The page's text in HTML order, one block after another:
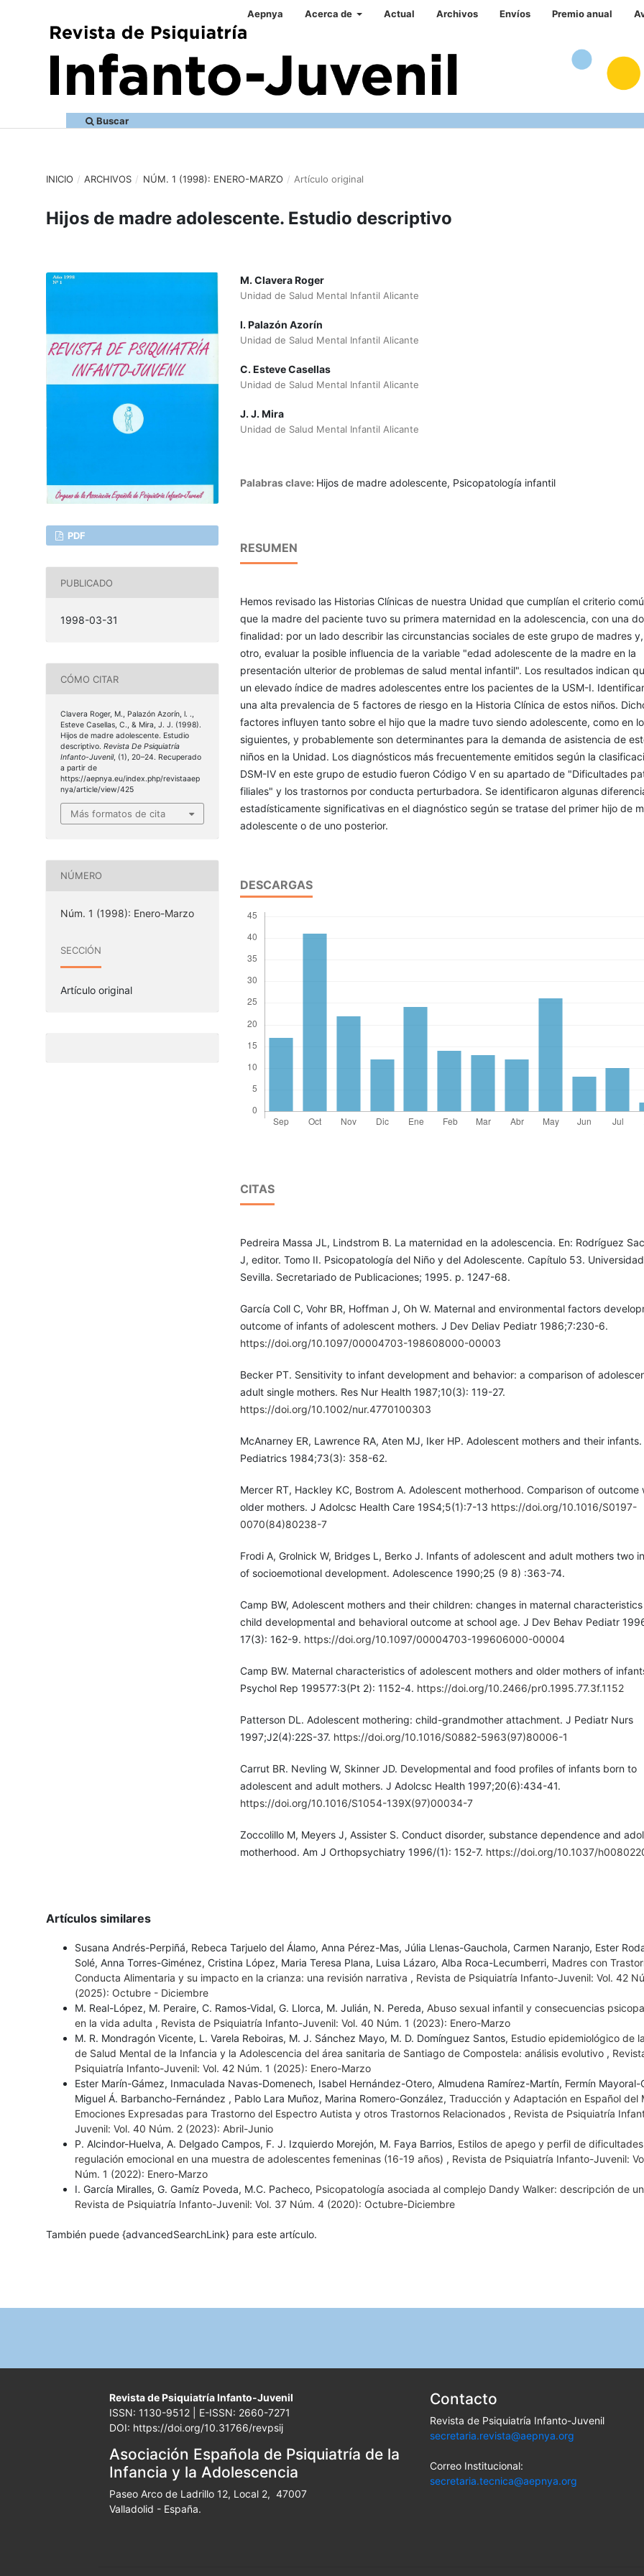
Aepnya Acerca de Actual Archivos Envíos Premio anual
Buscar
INICIO / ARCHIVOS / NÚM. 1 (1998): ENERO-MARZO / Artículo original
Hijos de madre adolescente. Estudio descriptivo
PDF
PUBLICADO
1998-03-31
CÓMO CITAR
Clavera Roger, M., Palazón Azorín, l. .,
Esteve Casellas, C., & Mira, J. J. (1998).
Hijos de madre adolescente. Estudio
descriptivo. Revista De Psiquiatría
Infanto-Juvenil, (1), 20–24. Recuperado
a partir de
https://aepnya.eu/index.php/revistaaep
nya/article/view/425
Más formatos de cita
NÚMERO
Núm. 1 (1998): Enero-Marzo
SECCIÓN
Artículo original
M. Clavera Roger
Unidad de Salud Mental Infantil Alicante
l. Palazón Azorín
Unidad de Salud Mental Infantil Alicante
C. Esteve Casellas
Unidad de Salud Mental Infantil Alicante
J. J. Mira
Unidad de Salud Mental Infantil Alicante
Palabras clave: Hijos de madre adolescente, Psicopatología infantil
RESUMEN
Hemos revisado las Historias Clínicas de nuestra Unidad que cumplían el criterio
que la madre del paciente tuvo su primera maternidad en la adolescencia, con una
finalidad: por un lado describir las circunstancias sociales de este grupo de madres
otro, evaluar la posible influencia de la variable "edad adolescente de la madre en la
presentación ulterior de problemas de salud mental infantil". Los resultados indican
un elevado índice de madres adolescentes entre los pacientes de la USM-I.
una alta prevalencia de 5 factores de riesgo en la Historia Clínica de estos niños.
factores influyen tanto sobre el hijo que la madre tuvo siendo adolescente, como en
siguientes, y probablemente son determinantes para la demanda de asistencia de
niños en la Unidad. Los diagnósticos más frecuentemente emitidos según la
DSM-IV en este grupo de estudio fueron Código V en su apartado de "Dificultades
filiales" y los trastornos por conducta perturbadora. Se identificaron algunas
estadísticamente significativas en el diagnóstico según se tratase del primer hijo de
adolescente o de uno posterior.
DESCARGAS
CITAS
Pedreira Massa JL, Lindstrom B. La maternidad en la adolescencia. En: Rodríguez
J, editor. Tomo II. Psicopatología del Niño y del Adolescente. Capítulo 53.
Sevilla. Secretariado de Publicaciones; 1995. p. 1247-68.
García Coll C, Vohr BR, Hoffman J, Oh W. Maternal and environmental factors
outcome of infants of adolescent mothers. J Dev Deliav Pediatr 1986;7:230-6.
https://doi.org/10.1097/00004703-198608000-00003
Becker PT. Sensitivity to infant development and behavior: a comparison of
adult single mothers. Res Nur Health 1987;10(3): 119-27.
https://doi.org/10.1002/nur.4770100303
McAnarney ER, Lawrence RA, Aten MJ, Iker HP. Adolescent mothers and their infants.
Pediatrics 1984;73(3): 358-62.
Mercer RT, Hackley KC, Bostrom A. Adolescent motherhood. Comparison of outcome
older mothers. J Adolcsc Health Care 19S4;5(1):7-13 https://doi.org/10.1016/S0197-
0070(84)80238-7
Frodi A, Grolnick W, Bridges L, Berko J. Infants of adolescent and adult mothers two
of socioemotional development. Adolescence 1990;25 (9 8) :363-74.
Camp BW, Adolescent mothers and their children: changes in maternal
child developmental and behavioral outcome at school age. J Dev Behav Pediatr
17(3): 162-9. https://doi.org/10.1097/00004703-199606000-00004
Camp BW. Maternal characteristics of adolescent mothers and older mothers of
Psychol Rep 199577:3(Pt 2): 1152-4. https://doi.org/10.2466/pr0.1995.77.3f.1152
Patterson DL. Adolescent mothering: child-grandmother attachment. J Pediatr Nurs
1997;J2(4):22S-37. https://doi.org/10.1016/S0882-5963(97)80006-1
Carrut BR. Nevling W, Skinner JD. Developmental and food profiles of infants born to
adolescent and adult mothers. J Adolcsc Health 1997;20(6):434-41.
https://doi.org/10.1016/S1054-139X(97)00034-7
Zoccolillo M, Meyers J, Assister S. Conduct disorder, substance dependence and
motherhood. Am J Orthopsychiatry 1996/(1): 152-7. https://doi.org/10.1037/
Artículos similares
Susana Andrés-Perpiñá, Rebeca Tarjuelo del Álamo, Anna Pérez-Mas, Júlia Llenas-Gauchola, Carmen Naranjo, Ester
Solé, Anna Torres-Giménez, Cristina López, Maria Teresa Plana, Luisa Lázaro, Alba Roca-Lecumberri, Madres con
Conducta Alimentaria y su impacto en la crianza: una revisión narrativa , Revista de Psiquiatría Infanto-Juvenil: Vol. 42
(2025): Octubre - Diciembre
M. Real-López, M. Peraire, C. Ramos-Vidal, G. Llorca, M. Julián, N. Pereda, Abuso sexual infantil y consecuencias
en la vida adulta , Revista de Psiquiatría Infanto-Juvenil: Vol. 40 Núm. 1 (2023): Enero-Marzo
M. R. Mondragón Vicente, L. Varela Reboiras, M. J. Sánchez Mayo, M. D. Domínguez Santos, Estudio epidemiológico de
de Salud Mental de la Infancia y la Adolescencia del área sanitaria de Santiago de Compostela: análisis evolutivo ,
Psiquiatría Infanto-Juvenil: Vol. 42 Núm. 1 (2025): Enero-Marzo
Ester Marín-Gámez, Inmaculada Navas-Domenech, Isabel Hernández-Otero, Almudena Ramírez-Martín, Fermín Mayoral-
Miguel Á. Barbancho-Fernández , Pablo Lara Muñoz, Marina Romero-González, Traducción y Adaptación en Español del
Emociones Expresadas para Trastorno del Espectro Autista y otros Trastornos Relacionados , Revista de Psiquiatría
Juvenil: Vol. 40 Núm. 2 (2023): Abril-Junio
P. Alcindor-Huelva, A. Delgado Campos, F. J. Izquierdo Morejón, M. Faya Barrios, Estilos de apego y perfil de
regulación emocional en una muestra de adolescentes femeninas (16-19 años) , Revista de Psiquiatría Infanto-Juvenil:
Núm. 1 (2022): Enero-Marzo
I. García Miralles, G. Gamíz Poveda, M.C. Pacheco, Psicopatología asociada al complejo Dandy Walker: descripción de
Revista de Psiquiatría Infanto-Juvenil: Vol. 37 Núm. 4 (2020): Octubre-Diciembre
También puede {advancedSearchLink} para este artículo.
Revista de Psiquiatría Infanto-Juvenil
ISSN: 1130-9512 | E-ISSN: 2660-7271
DOI: https://doi.org/10.31766/revpsij
Asociación Española de Psiquiatría de la
Infancia y la Adolescencia
Paseo Arco de Ladrillo 12, Local 2, 47007
Valladolid - España.
Contacto
Revista de Psiquiatría Infanto-Juvenil
secretaria.revista@aepnya.org
Correo Institucional:
secretaria.tecnica@aepnya.org